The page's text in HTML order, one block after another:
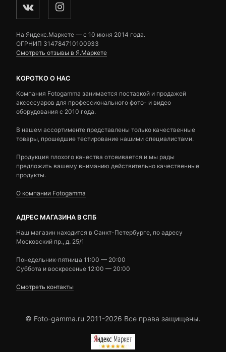
На Яндекс.Маркете — c 10 июня 2014 года.
ОГРНИП 314784710100933
Смотреть отзывы в Я.Маркете
КОРОТКО О НАС
Компания Fotogamma занимается поставкой и продажей
аксессуаров для профессионального фото- и видео
оборудования с 2010 года.
В нашем ассортименте представлены только качественные
товары, прошедшие тестирование нашими специалистами.
Продукция плохого качества отсеивается и мы рады
предложить вашему вниманию действительно качественные
продукты.
О компании Fotogamma
АДРЕС МАГАЗИНА В СПБ
Наш магазин находится в Санкт-Петербурге, по адресу
Московский пр., д. 25/1
Понедельник-пятница 11:00 — 20:00
Суббота и воскресенье 12:00 — 20:00
Смотреть контакты
© Foto-gamma.ru 2011-2026 Все права защищены.